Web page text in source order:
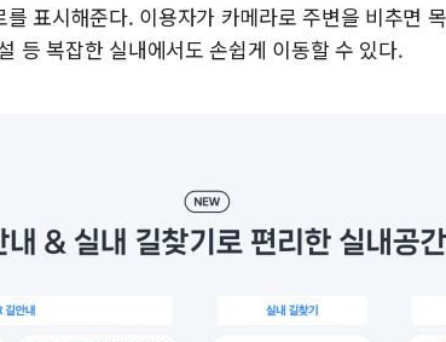
표시해준다. 이용자가 카메라로 주변을 비추면
등 복잡한 실내에서도 손쉽게 이동할 수 있다.